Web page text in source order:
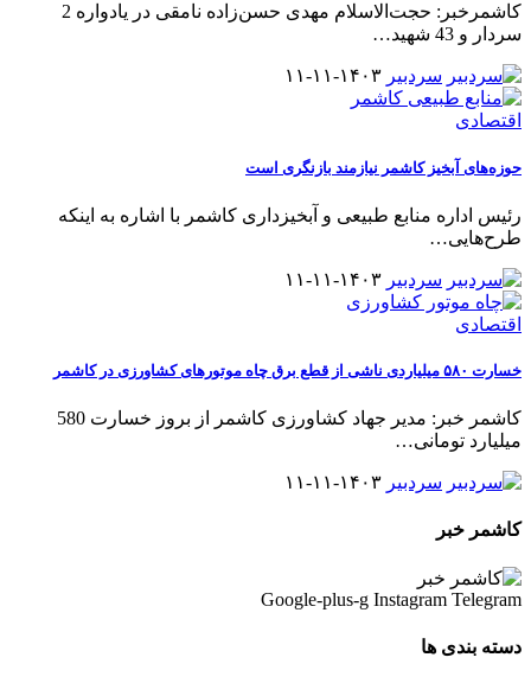
کاشمرخبر: حجت‌الاسلام مهدی حسن‌زاده نامقی در یادواره 2
سردار و 43 شهید
…
سردبیر ۱۴۰۳-۱۱-۱۱
اقتصادی
حوزه‌های آبخیز کاشمر نیازمند بازنگری است
رئیس اداره منابع طبیعی و آبخیزداری کاشمر با اشاره به اینکه
طرح‌هایی…
سردبیر ۱۴۰۳-۱۱-۱۱
اقتصادی
خسارت ۵۸۰ میلیاردی ناشی از قطع برق چاه موتورهای کشاورزی در کاشمر
کاشمر خبر: مدیر جهاد کشاورزی کاشمر از بروز خسارت 580
میلیارد تومانی…
سردبیر ۱۴۰۳-۱۱-۱۱
کاشمر خبر
Google-plus-g Instagram Telegram
دسته بندی ها